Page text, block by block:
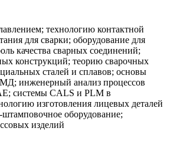
технологию контактной
для сварки; оборудование для
качества сварных соединений;
конструкций; теорию сварочных
сталей и сплавов; основы
инженерный анализ процессов
системы CALS и PLM в
изготовления лицевых деталей
оборудование;
изделий